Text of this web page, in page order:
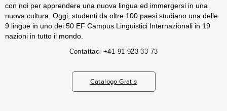
con noi per apprendere una nuova lingua ed immergersi in una
nuova cultura. Oggi, studenti da oltre 100 paesi studiano una delle
9 lingue in uno dei 50 EF Campus Linguistici Internazionali in 19
nazioni in tutto il mondo.
Contattaci +41 91 923 33 73
Catalogo Gratis